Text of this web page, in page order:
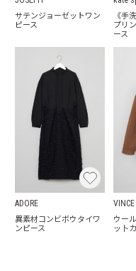
サテンジョーゼットワン
ピース
《手
プリ
ース
ADORE
異素材コンビボウタイワ
ンピース
VINCE
ウー
ッ卜